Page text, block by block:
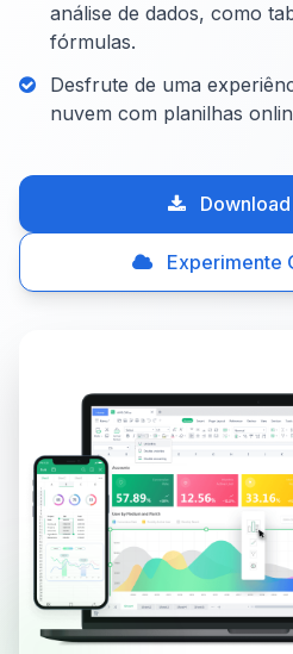
análise de dados, como
fórmulas.
Desfrute de uma
nuvem com planilhas
Experimente